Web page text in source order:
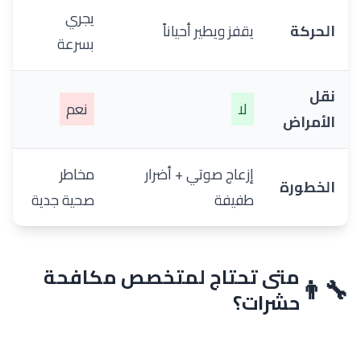
الحركة يقفز ويطير أحياناً
يجري
بسرعة
نقل
الأمراض
لا نعم
الخطورة
إزعاج صوتي + أضرار
طفيفة
مخاطر
صحية جدية
👨‍🔧 متى تحتاج لمتخصص مكافحة
حشرات؟